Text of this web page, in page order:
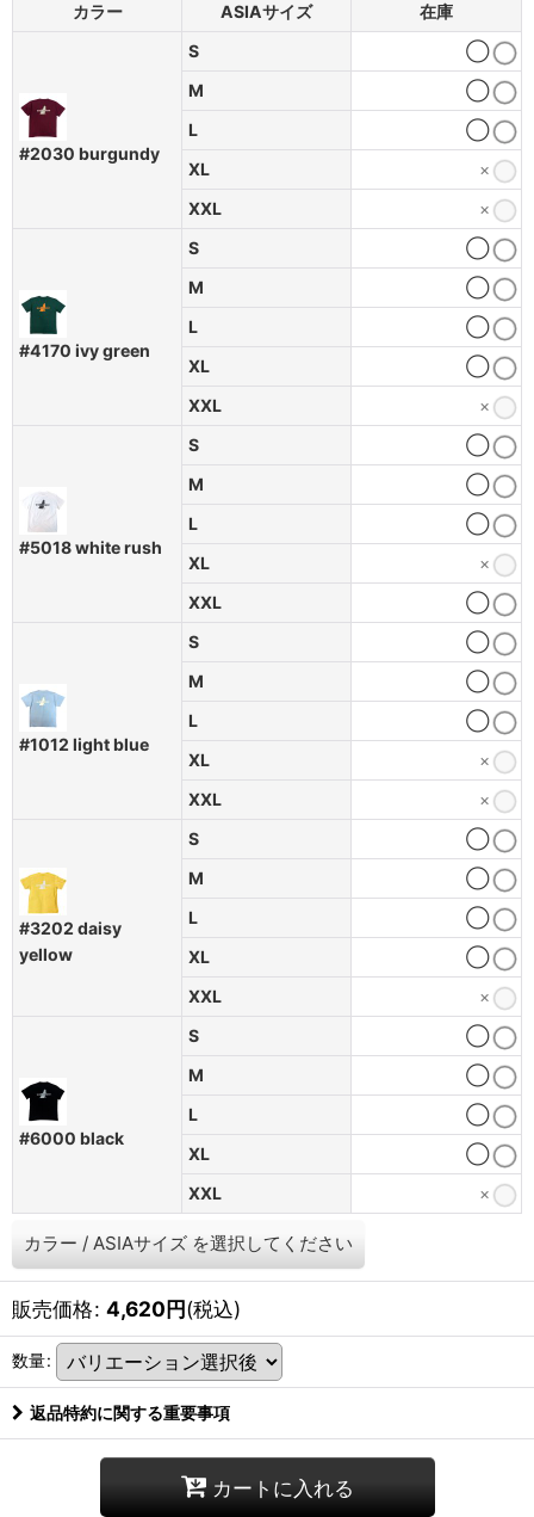
カラー ASIAサイズ 在庫
#2030 burgundy
S
◯
M
◯
L
◯
XL
×
XXL
×
#4170 ivy green
S
◯
M
◯
L
◯
XL
◯
XXL
×
#5018 white rush
S
◯
M
◯
L
◯
XL
×
XXL
◯
#1012 light blue
S
◯
M
◯
L
◯
XL
×
XXL
×
#3202 daisy
yellow
S
◯
M
◯
L
◯
XL
◯
XXL
×
#6000 black
S
◯
M
◯
L
◯
XL
◯
XXL
×
カラー / ASIAサイズ を選択してください
販売価格: 4,620円(税込)
数量:
返品特約に関する重要事項
カートに入れる